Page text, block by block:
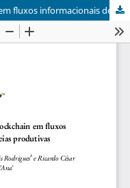
Possibilidades de uso de Blockchain em fluxos informacionais de cadeias produtivas